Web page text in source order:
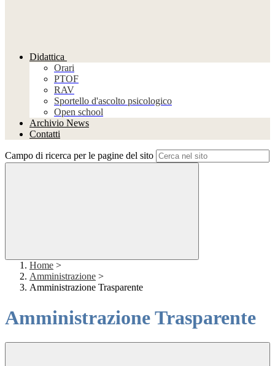
Didattica
Orari
PTOF
RAV
Sportello d'ascolto psicologico
Open school
Archivio News
Contatti
Campo di ricerca per le pagine del sito
Home >
Amministrazione >
Amministrazione Trasparente
Amministrazione Trasparente